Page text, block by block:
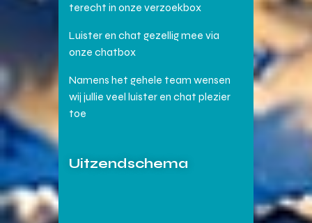
terecht in onze verzoekbox
Luister en chat gezellig mee via
onze chatbox
Namens het gehele team wensen
wij jullie veel luister en chat plezier
toe
Uitzendschema